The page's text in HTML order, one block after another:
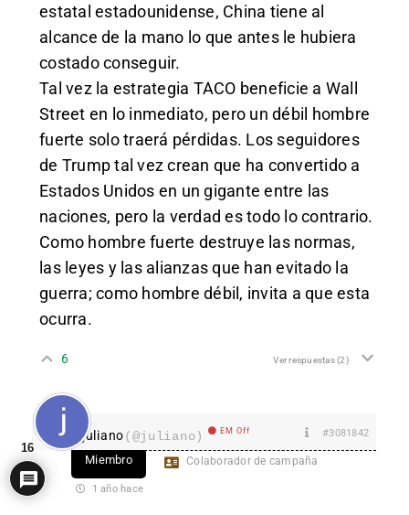
estatal estadounidense, China tiene al
alcance de la mano lo que antes le hubiera
costado conseguir.
Tal vez la estrategia TACO beneficie a Wall
Street en lo inmediato, pero un débil hombre
fuerte solo traerá pérdidas. Los seguidores
de Trump tal vez crean que ha convertido a
Estados Unidos en un gigante entre las
naciones, pero la verdad es todo lo contrario.
Como hombre fuerte destruye las normas,
las leyes y las alianzas que han evitado la
guerra; como hombre débil, invita a que esta
ocurra.
6 Ver respuestas(2)
juliano(@juliano) EM Off #3081842
Miembro Colaborador de campaña
1 año hace
16